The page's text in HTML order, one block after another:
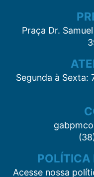
Praça Dr.
Segunda à Sexta:
POLÍTICA
Acesse nossa